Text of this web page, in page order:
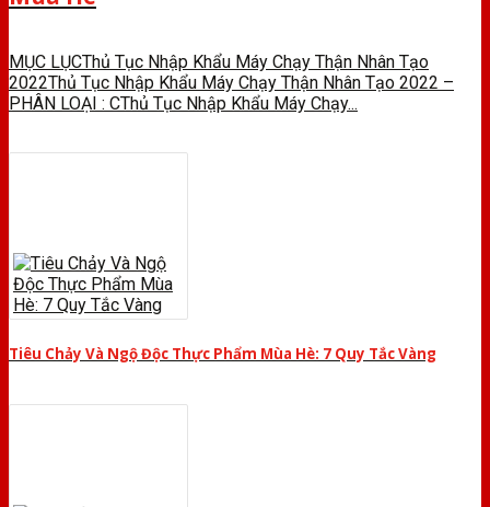
MỤC LỤCThủ Tục Nhập Khẩu Máy Chạy Thận Nhân Tạo
2022Thủ Tục Nhập Khẩu Máy Chạy Thận Nhân Tạo 2022 –
PHÂN LOẠI : CThủ Tục Nhập Khẩu Máy Chạy...
Tiêu Chảy Và Ngộ Độc Thực Phẩm Mùa Hè: 7 Quy Tắc Vàng